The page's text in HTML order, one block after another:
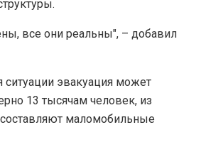
все они реальны", – добавил
ситуации эвакуация может
13 тысячам человек, из
маломобильные